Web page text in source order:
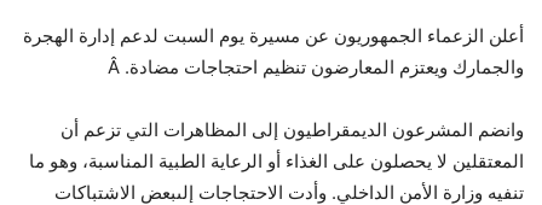
أعلن الزعماء الجمهوريون عن مسيرة يوم السبت لدعم إدارة الهجرة
والجمارك ويعتزم المعارضون تنظيم احتجاجات مضادة. Â
وانضم المشرعون الديمقراطيون إلى المظاهرات التي تزعم أن
المعتقلين لا يحصلون على الغذاء أو الرعاية الطبية المناسبة، وهو ما
تنفيه وزارة الأمن الداخلي. وأدت الاحتجاجات إلىبعض الاشتباكات